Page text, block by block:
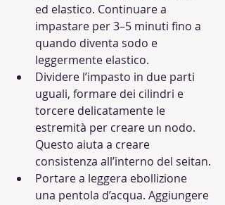
ed elastico. Continuare a
impastare per 3–5 minuti fino a
quando diventa sodo e
leggermente elastico.
Dividere l’impasto in due parti
uguali, formare dei cilindri e
torcere delicatamente le
estremità per creare un nodo.
Questo aiuta a creare
consistenza all’interno del seitan.
Portare a leggera ebollizione
una pentola d’acqua. Aggiungere